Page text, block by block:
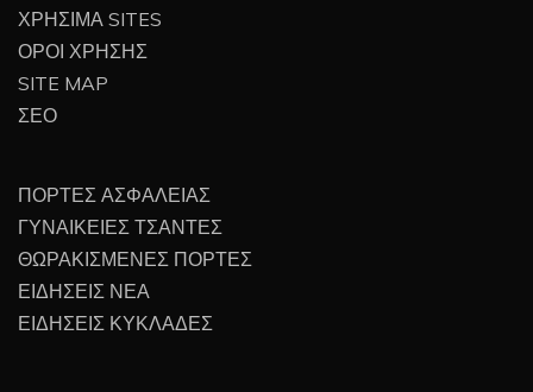
ΧΡΗΣΙΜΑ SITES
ΟΡΟΙ ΧΡΗΣΗΣ
SITE MAP
ΣΕΟ
ΠΟΡΤΕΣ ΑΣΦΑΛΕΙΑΣ
ΓΥΝΑΙΚΕΙΕΣ ΤΣΑΝΤΕΣ
ΘΩΡΑΚΙΣΜΕΝΕΣ ΠΟΡΤΕΣ
ΕΙΔΗΣΕΙΣ ΝΕΑ
ΕΙΔΗΣΕΙΣ ΚΥΚΛΑΔΕΣ